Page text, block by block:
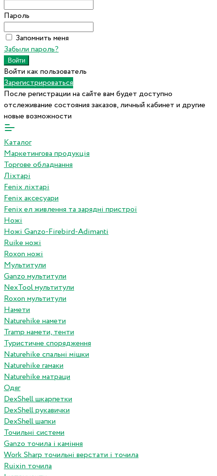
Пароль
Запомнить меня
Забыли пароль?
Войти как пользователь
Зарегистрироваться
После регистрации на сайте вам будет доступно
отслеживание состояния заказов, личный кабинет и другие
новые возможности
Каталог
Маркетингова продукція
Торгове обладнання
Ліхтарі
Fenix ліхтарі
Fenix аксесуари
Fenix ел живлення та зарядні пристрої
Ножі
Ножі Ganzo-Firebird-Adimanti
Ruike ножі
Roxon ножi
Мультитули
Ganzo мультитули
NexTool мультитули
Roxon мультитули
Намети
Naturehike намети
Tramp намети, тенти
Туристичне спорядження
Naturehike спальні мішки
Naturehike гамаки
Naturehike матраци
Одяг
DexShell шкарпетки
DexShell рукавички
DexShell шапки
Точильні системи
Ganzo точила і каміння
Work Sharp точильні верстати і точила
Ruixin точила